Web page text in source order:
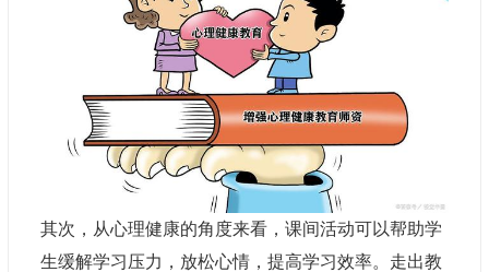
其次，从心理健康的角度来看，课间活动可以帮助学
生缓解学习压力，放松心情，提高学习效率。走出教